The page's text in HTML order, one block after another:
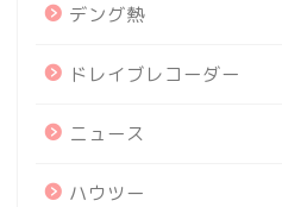
デング熱
ドレイブレコーダー
ニュース
ハウツー